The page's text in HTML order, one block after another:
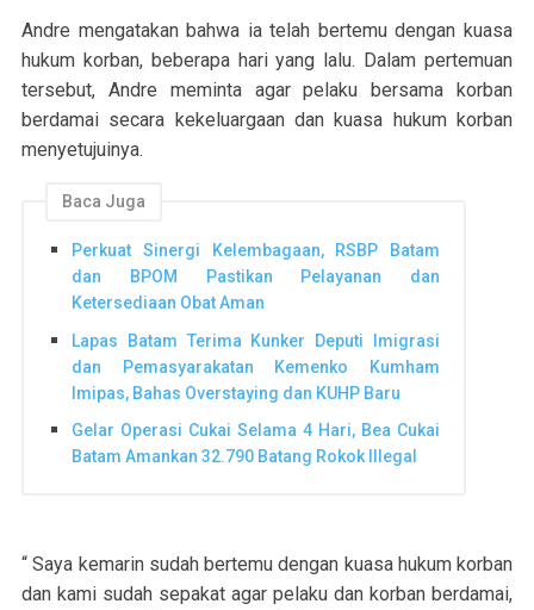
Andre mengatakan bahwa ia telah bertemu dengan kuasa
hukum korban, beberapa hari yang lalu. Dalam pertemuan
tersebut, Andre meminta agar pelaku bersama korban
berdamai secara kekeluargaan dan kuasa hukum korban
menyetujuinya.
Baca Juga
Perkuat Sinergi Kelembagaan, RSBP Batam
dan BPOM Pastikan Pelayanan dan
Ketersediaan Obat Aman
Lapas Batam Terima Kunker Deputi Imigrasi
dan Pemasyarakatan Kemenko Kumham
Imipas, Bahas Overstaying dan KUHP Baru
Gelar Operasi Cukai Selama 4 Hari, Bea Cukai
Batam Amankan 32.790 Batang Rokok Illegal
“ Saya kemarin sudah bertemu dengan kuasa hukum korban
dan kami sudah sepakat agar pelaku dan korban berdamai,